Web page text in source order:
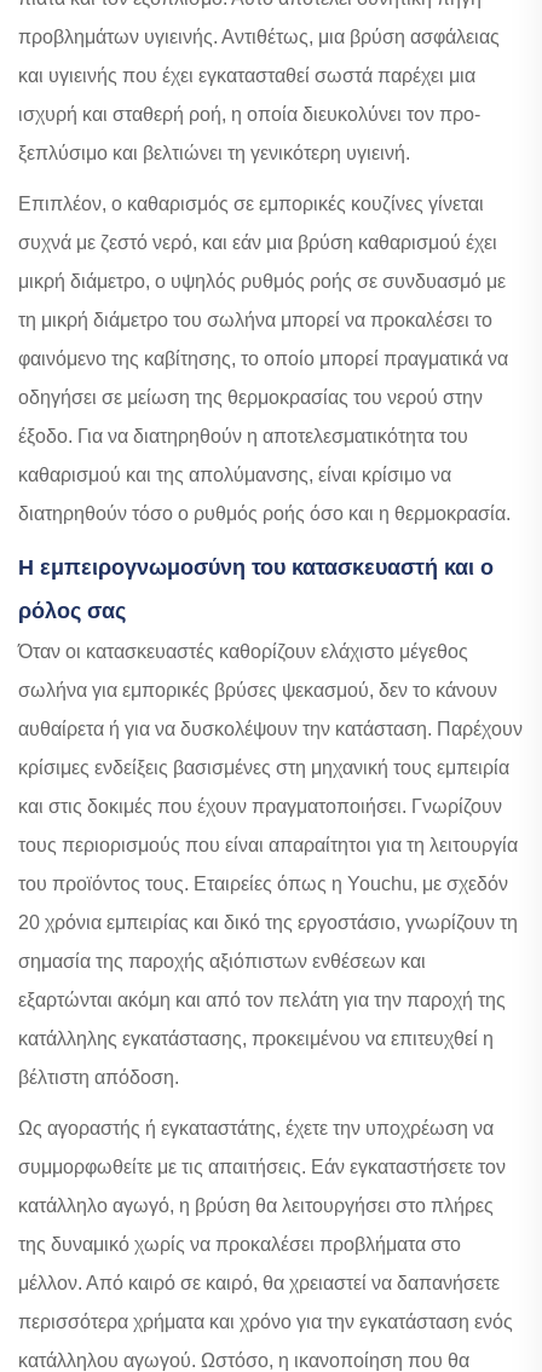
προβλημάτων υγιεινής. Αντιθέτως, μια βρύση ασφάλειας
και υγιεινής που έχει εγκατασταθεί σωστά παρέχει μια
ισχυρή και σταθερή ροή, η οποία διευκολύνει τον προ-
ξεπλύσιμο και βελτιώνει τη γενικότερη υγιεινή.
Επιπλέον, ο καθαρισμός σε εμπορικές κουζίνες γίνεται
συχνά με ζεστό νερό, και εάν μια βρύση καθαρισμού έχει
μικρή διάμετρο, ο υψηλός ρυθμός ροής σε συνδυασμό με
τη μικρή διάμετρο του σωλήνα μπορεί να προκαλέσει το
φαινόμενο της καβίτησης, το οποίο μπορεί πραγματικά να
οδηγήσει σε μείωση της θερμοκρασίας του νερού στην
έξοδο. Για να διατηρηθούν η αποτελεσματικότητα του
καθαρισμού και της απολύμανσης, είναι κρίσιμο να
διατηρηθούν τόσο ο ρυθμός ροής όσο και η θερμοκρασία.
Η εμπειρογνωμοσύνη του κατασκευαστή και ο
ρόλος σας
Όταν οι κατασκευαστές καθορίζουν ελάχιστο μέγεθος
σωλήνα για εμπορικές βρύσες ψεκασμού, δεν το κάνουν
αυθαίρετα ή για να δυσκολέψουν την κατάσταση. Παρέχουν
κρίσιμες ενδείξεις βασισμένες στη μηχανική τους εμπειρία
και στις δοκιμές που έχουν πραγματοποιήσει. Γνωρίζουν
τους περιορισμούς που είναι απαραίτητοι για τη λειτουργία
του προϊόντος τους. Εταιρείες όπως η Youchu, με σχεδόν
20 χρόνια εμπειρίας και δικό της εργοστάσιο, γνωρίζουν τη
σημασία της παροχής αξιόπιστων ενθέσεων και
εξαρτώνται ακόμη και από τον πελάτη για την παροχή της
κατάλληλης εγκατάστασης, προκειμένου να επιτευχθεί η
βέλτιστη απόδοση.
Ως αγοραστής ή εγκαταστάτης, έχετε την υποχρέωση να
συμμορφωθείτε με τις απαιτήσεις. Εάν εγκαταστήσετε τον
κατάλληλο αγωγό, η βρύση θα λειτουργήσει στο πλήρες
της δυναμικό χωρίς να προκαλέσει προβλήματα στο
μέλλον. Από καιρό σε καιρό, θα χρειαστεί να δαπανήσετε
περισσότερα χρήματα και χρόνο για την εγκατάσταση ενός
κατάλληλου αγωγού. Ωστόσο, η ικανοποίηση που θα